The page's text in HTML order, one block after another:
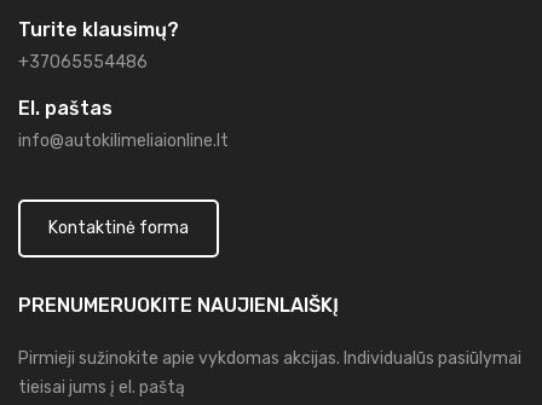
Turite klausimų?
+37065554486
El. paštas
info@autokilimeliaionline.lt
Kontaktinė forma
PRENUMERUOKITE NAUJIENLAIŠKĮ
Pirmieji sužinokite apie vykdomas akcijas. Individualūs pasiūlymai
tieisai jums į el. paštą